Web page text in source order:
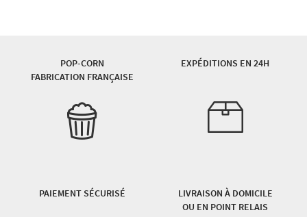
POP-CORN
FABRICATION FRANÇAISE
EXPÉDITIONS EN 24H
PAIEMENT SÉCURISÉ
LIVRAISON À DOMICILE
OU EN POINT RELAIS